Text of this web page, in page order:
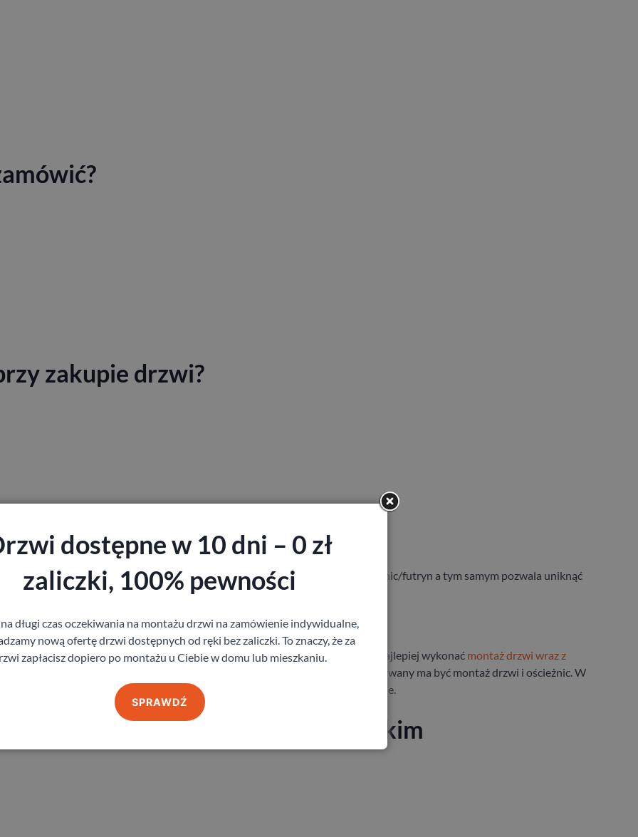
zakupie drzwi?
wyglądu mieszkania lub domu, bez konieczności demontażu starych ościeżnic/futryn a tym samym pozwala uniknąć
ościeżnic
jak i wizualnym. Jeżeli wykonujemy remont domu lub mieszkania najlepiej wykonać montaż drzwi wraz z
, rozmiary i parametry najlepiej dokonać oględzin miejsca, w którym wykonywany ma być montaż drzwi i ościeżnic. W
naszego doradcy technicznego, który doradzi najkorzystniejsze rozwiązanie.
w województwie mazowieckim
dostępne w 10 dni – 0 zł
zaliczki, 100% pewności
długi czas oczekiwania na montażu drzwi na zamówienie indywidualne,
nową ofertę drzwi dostępnych od ręki bez zaliczki. To znaczy, że za
zapłacisz dopiero po montażu u Ciebie w domu lub mieszkaniu.
SPRAWDŹ